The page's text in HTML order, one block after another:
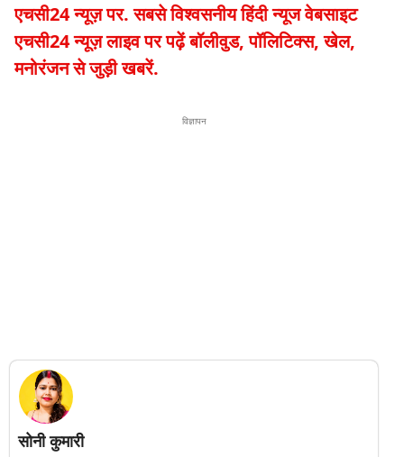
एचसी24 न्यूज़ पर. सबसे विश्वसनीय हिंदी न्यूज वेबसाइट
एचसी24 न्यूज़ लाइव पर पढ़ें बॉलीवुड, पॉलिटिक्स, खेल,
मनोरंजन से जुड़ी खबरें.
विज्ञापन
सोनी कुमारी